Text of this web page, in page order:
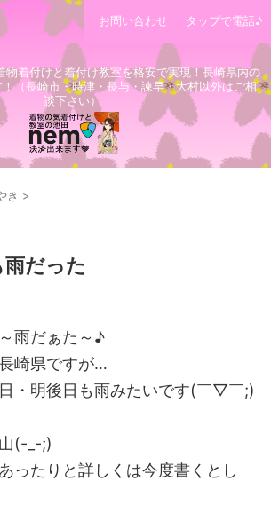
お問い合わせ タップで電話♪
物着付けと着付け教室を格安で実現！長崎県内の
（長崎市・時津・長与・諫早・大村以外はご相
談下さい）
き >
だった
雨だぁた～♪
崎県ですが…
・明後日も雨みたいです(￣▽￣;)
(-_-;)
ったりと詳しくは今度書くとし